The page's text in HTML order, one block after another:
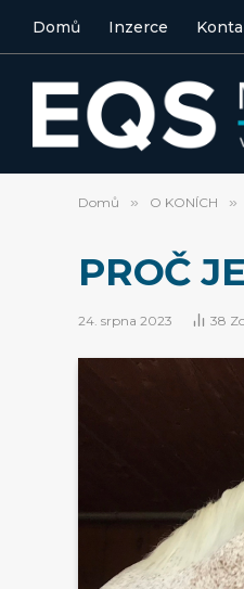
Domů Inzerce
Domů » O KONÍCH »
PROČ
24. srpna 2023 38